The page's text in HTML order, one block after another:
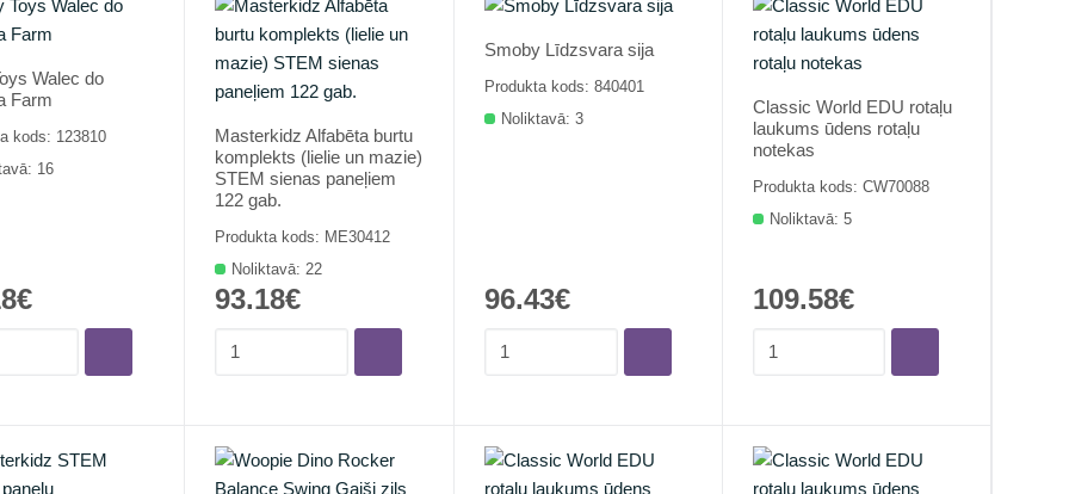
Walec do
Farm
kods: 123810
16
Masterkidz Alfabēta burtu
komplekts (lielie un mazie)
STEM sienas paneļiem
122 gab.
Produkta kods: ME30412
Noliktavā: 22
93.18€
Smoby Līdzsvara sija
Produkta kods: 840401
Noliktavā: 3
96.43€
Classic World EDU rotaļu
laukums ūdens rotaļu
notekas
Produkta kods: CW70088
Noliktavā: 5
109.58€